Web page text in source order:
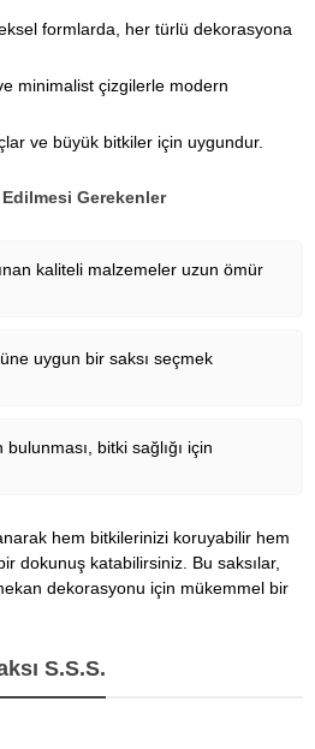
formlarda, her türlü dekorasyona
minimalist çizgilerle modern
ve büyük bitkiler için uygundur.
Edilmesi Gerekenler
kaliteli malzemeler uzun ömür
uygun bir saksı seçmek
bitki sağlığı için
hem bitkilerinizi koruyabilir hem
dokunuş katabilirsiniz. Bu saksılar,
dekorasyonu için mükemmel bir
S.S.S.